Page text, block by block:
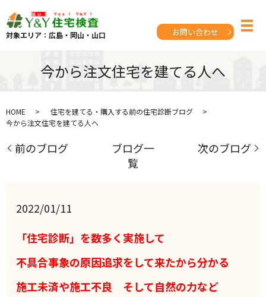
対象エリア：広島・岡山・山口 お問い合わせ
今から注文住宅を建てる人へ
HOME
住宅を建てる・購入する前の住宅診断ブログ
今から注文住宅を建てる人へ
前のブログ
ブログ一
覧
次のブログ
2022/01/11
「住宅診断」を数多く実施して
不具合事象の原因追求をして来たから分かる
施工未済や施工不良 そして自然の力など